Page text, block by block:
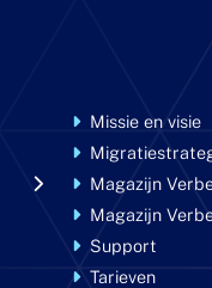
Missie en visie
Magazijn
Magazijn
Support
Tarieven